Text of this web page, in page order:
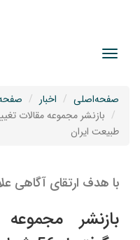
صفحه‌اصلی اخبار
طبیعت ایران
با هدف ارتقای آگاهی
بازنشر مجموعه